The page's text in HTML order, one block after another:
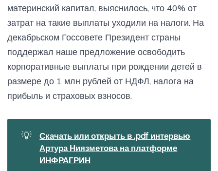
теперь измеряется ответственность, а не ESG,
почему регионы присутствия важно считать
территориями ответственности, кому нужен ”этот
ЭКГ”, а также стандарт общественного капитала,
корпоративный демографический стандарт и
прочие нововведения – эти вопросы, конечно же,
будут перемещаться с методологической
периферии в центр экспертных дискуссий и потом,
окрепнув, станут реальными инструментами
воздействия на бизнес. А как же грядущий ISSB? О-
стандартными в своей нефинансовой отчетности,
но готовить траекторию по российским
стандартам им пора уже по-серьезному. А всем
компаниям неэкспортерам новомодный iSSB не
материнский капитал, выяснилось, что 40% от
затрат на такие выплаты уходили на налоги. На
декабрьском Госсовете Президент страны
поддержал наше предложение освободить
корпоративные выплаты при рождении детей в
размере до 1 млн рублей от НДФЛ, налога на
прибыль и страховых взносов.
💡
Скачать или открыть в .pdf интервью
Артура Ниязметова на платформе
ИНФРАГРИН